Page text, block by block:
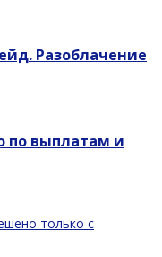
Разоблачение
по выплатам и
только с